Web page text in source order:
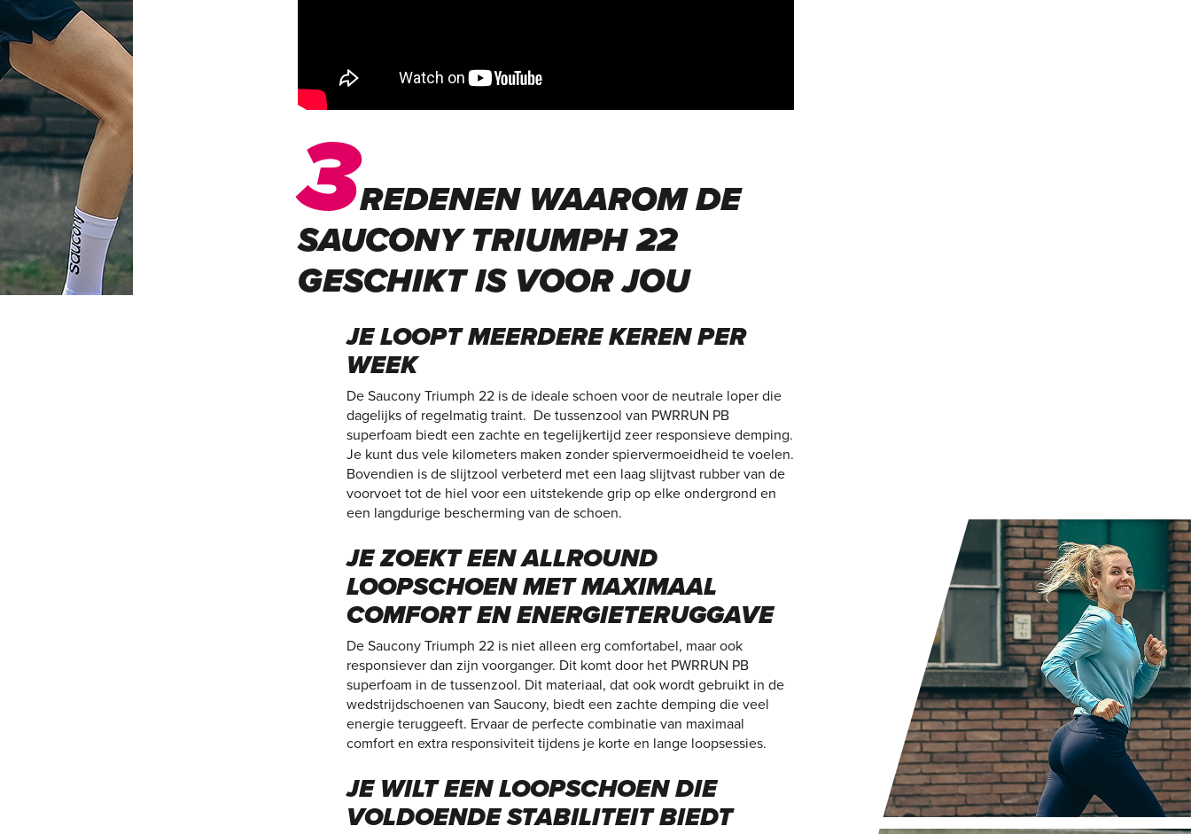
3REDENEN WAAROM DE
SAUCONY TRIUMPH 22
GESCHIKT IS VOOR JOU
JE LOOPT MEERDERE KEREN PER
WEEK
De Saucony Triumph 22 is de ideale schoen voor de neutrale loper die
dagelijks of regelmatig traint. De tussenzool van PWRRUN PB
superfoam biedt een zachte en tegelijkertijd zeer responsieve demping.
Je kunt dus vele kilometers maken zonder spiervermoeidheid te voelen.
Bovendien is de slijtzool verbeterd met een laag slijtvast rubber van de
voorvoet tot de hiel voor een uitstekende grip op elke ondergrond en
een langdurige bescherming van de schoen.
JE ZOEKT EEN ALLROUND
LOOPSCHOEN MET MAXIMAAL
COMFORT EN ENERGIETERUGGAVE
De Saucony Triumph 22 is niet alleen erg comfortabel, maar ook
responsiever dan zijn voorganger. Dit komt door het PWRRUN PB
superfoam in de tussenzool. Dit materiaal, dat ook wordt gebruikt in de
wedstrijdschoenen van Saucony, biedt een zachte demping die veel
energie teruggeeft. Ervaar de perfecte combinatie van maximaal
comfort en extra responsiviteit tijdens je korte en lange loopsessies.
JE WILT EEN LOOPSCHOEN DIE
VOLDOENDE STABILITEIT BIEDT